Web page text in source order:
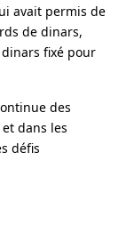
avait permis de
de dinars,
fixé pour
des
dans les
défis